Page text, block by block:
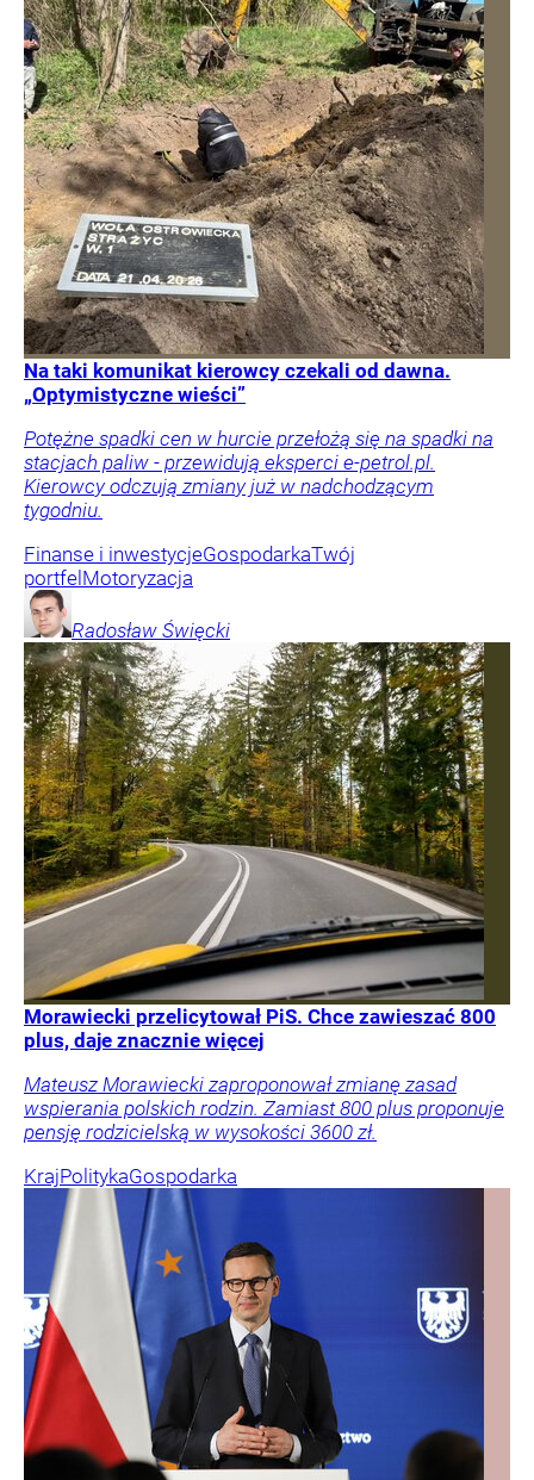
Na taki komunikat kierowcy czekali od dawna.
„Optymistyczne wieści”
Potężne spadki cen w hurcie przełożą się na spadki na
stacjach paliw - przewidują eksperci e-petrol.pl.
Kierowcy odczują zmiany już w nadchodzącym
tygodniu.
Finanse i inwestycjeGospodarkaTwój
portfelMotoryzacja
Radosław Święcki
Morawiecki przelicytował PiS. Chce zawieszać 800
plus, daje znacznie więcej
Mateusz Morawiecki zaproponował zmianę zasad
wspierania polskich rodzin. Zamiast 800 plus proponuje
pensję rodzicielską w wysokości 3600 zł.
KrajPolitykaGospodarka